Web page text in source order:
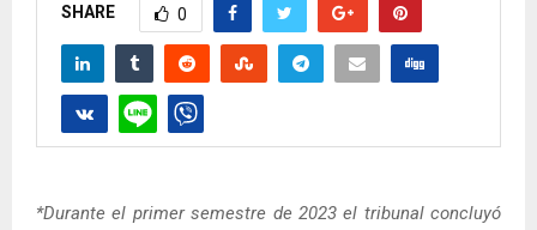
SHARE 0
*Durante el primer semestre de 2023 el tribunal concluyó